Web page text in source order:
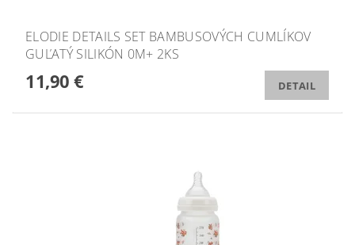
ELODIE DETAILS SET BAMBUSOVÝCH CUMLÍKOV
GUĽATÝ SILIKÓN 0M+ 2KS
11,90 € DETAIL